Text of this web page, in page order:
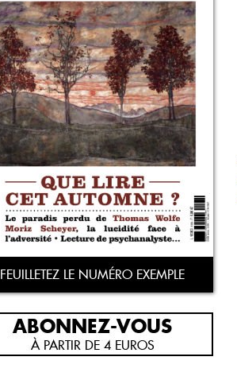
FEUILLETEZ LE NUMÉRO EXEMPLE
ABONNEZ-VOUS
À PARTIR DE 4 EUROS